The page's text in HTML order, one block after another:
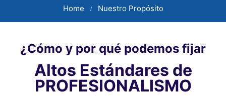
Home Nuestro Propósito
¿Cómo y por qué podemos fijar
Altos Estándares de
PROFESIONALISMO